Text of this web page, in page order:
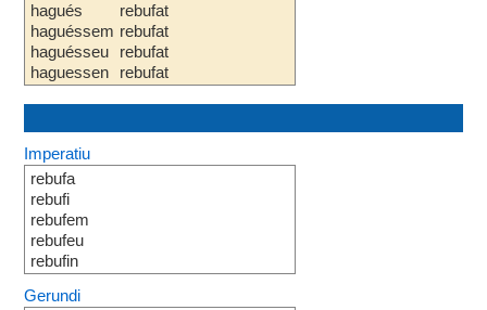
hagués
haguéssem
haguésseu
haguessen
rebufat
rebufat
rebufat
rebufat
Imperatiu
rebufa
rebufi
rebufem
rebufeu
rebufin
Gerundi